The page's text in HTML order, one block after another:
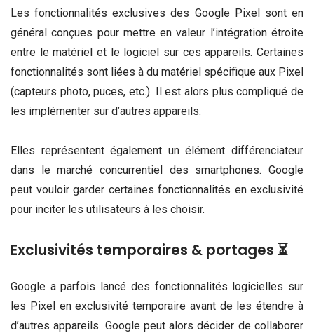
Les fonctionnalités exclusives des Google Pixel sont en
général conçues pour mettre en valeur l’intégration étroite
entre le matériel et le logiciel sur ces appareils. Certaines
fonctionnalités sont liées à du matériel spécifique aux Pixel
(capteurs photo, puces, etc.). Il est alors plus compliqué de
les implémenter sur d’autres appareils.
Elles représentent également un élément différenciateur
dans le marché concurrentiel des smartphones. Google
peut vouloir garder certaines fonctionnalités en exclusivité
pour inciter les utilisateurs à les choisir.
Exclusivités temporaires & portages ⏳
Google a parfois lancé des fonctionnalités logicielles sur
les Pixel en exclusivité temporaire avant de les étendre à
d’autres appareils. Google peut alors décider de collaborer